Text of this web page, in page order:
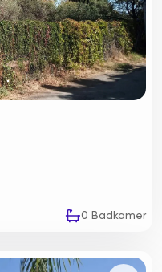
0 Badkamer